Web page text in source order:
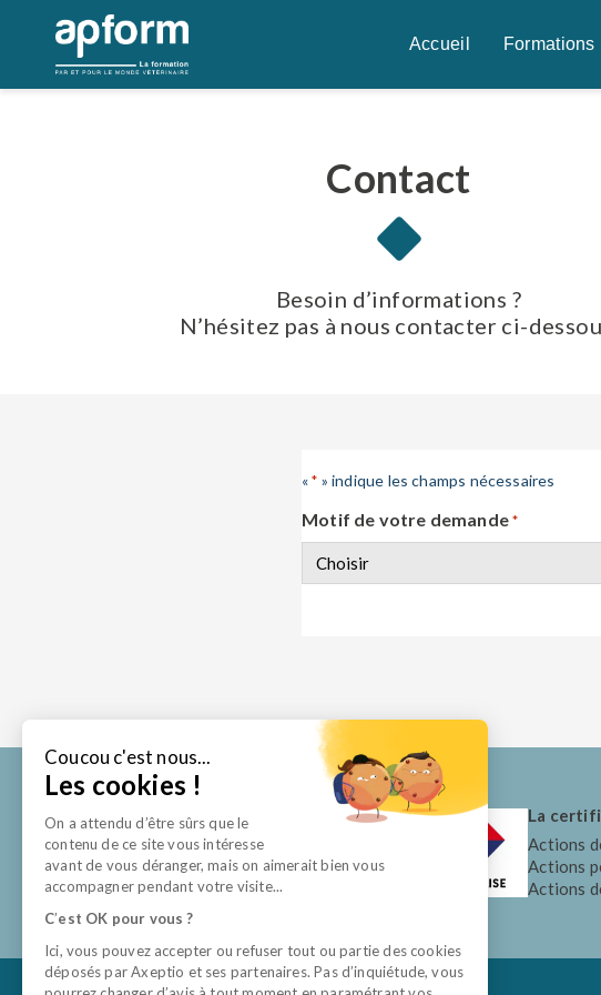
Coucou c'est nous...
Les cookies !
On a attendu d’être sûrs que le
contenu de ce site vous intéresse
avant de vous déranger, mais on aimerait bien vous
accompagner pendant votre visite...
C’est OK pour vous ?
Ici, vous pouvez accepter ou refuser tout ou partie des cookies
déposés par Axeptio et ses partenaires. Pas d’inquiétude, vous
contenu
Accueil Formations
Contact
Besoin d’informations ?
N’hésitez pas à nous contacter ci-
«* » indique les champs nécessaires
Motif de votre demande *
La
Actions
Actions
Actions